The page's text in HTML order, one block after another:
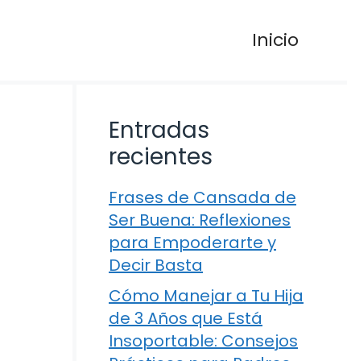
Inicio
Entradas
recientes
Frases de Cansada de
Ser Buena: Reflexiones
para Empoderarte y
Decir Basta
Cómo Manejar a Tu Hija
de 3 Años que Está
Insoportable: Consejos